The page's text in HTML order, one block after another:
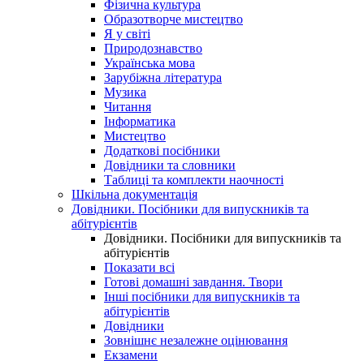
Фізична культура
Образотворче мистецтво
Я у світі
Природознавство
Українська мова
Зарубіжна література
Музика
Читання
Інформатика
Мистецтво
Додаткові посібники
Довідники та словники
Таблиці та комплекти наочності
Шкільна документація
Довідники. Посібники для випускників та
абітурієнтів
Довідники. Посібники для випускників та
абітурієнтів
Показати всі
Готові домашні завдання. Твори
Інші посібники для випускників та
абітурієнтів
Довідники
Зовнішнє незалежне оцінювання
Екзамени